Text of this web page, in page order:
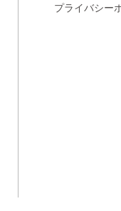
プライバシー